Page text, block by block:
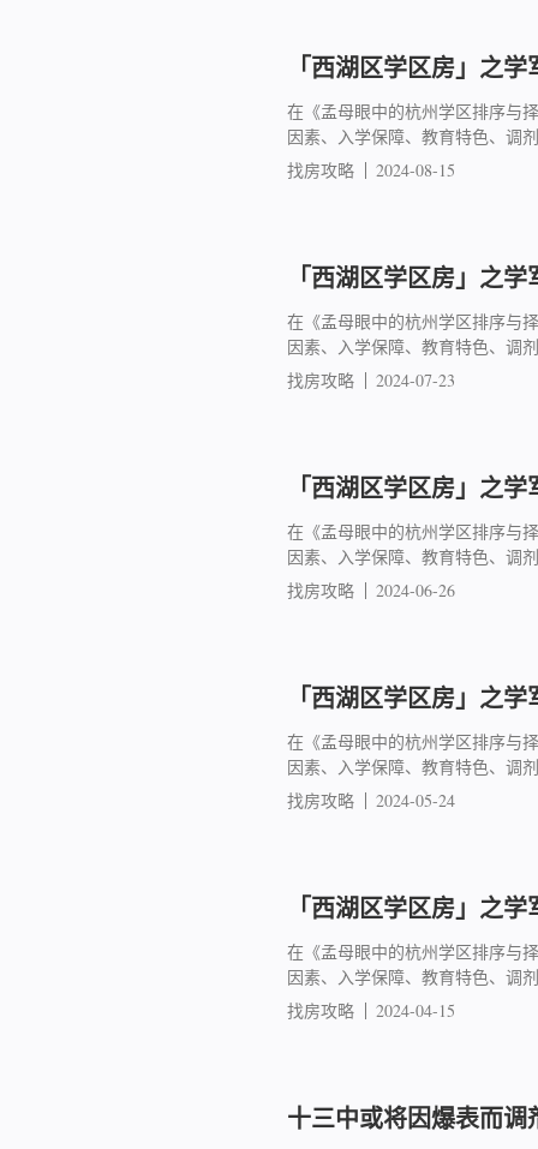
「西湖区学区房」之
在《孟母眼中的杭州学区排序与
因素、入学保障、教育特色、调
找房攻略
2024-08-15
「西湖区学区房」之
在《孟母眼中的杭州学区排序与
因素、入学保障、教育特色、调
找房攻略
2024-07-23
「西湖区学区房」之
在《孟母眼中的杭州学区排序与
因素、入学保障、教育特色、调
找房攻略
2024-06-26
「西湖区学区房」之
在《孟母眼中的杭州学区排序与
因素、入学保障、教育特色、调
找房攻略
2024-05-24
「西湖区学区房」之
在《孟母眼中的杭州学区排序与
因素、入学保障、教育特色、调
找房攻略
2024-04-15
十三中或将因爆表而调